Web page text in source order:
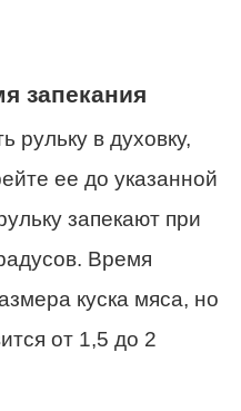
запекания
рульку в духовку,
ее до указанной
запекают при
Время
куска мяса, но
от 1,5 до 2